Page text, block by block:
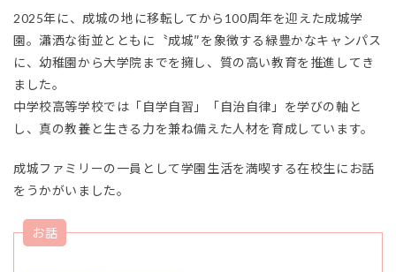
2025年に、成城の地に移転してから100周年を迎えた成城学
園。瀟洒な街並とともに〝成城″を象徴する緑豊かなキャンパス
に、幼稚園から大学院までを擁し、質の高い教育を推進してき
ました。
中学校高等学校では「自学自習」「自治自律」を学びの軸と
し、真の教養と生きる力を兼ね備えた人材を育成しています。
成城ファミリーの一員として学園生活を満喫する在校生にお話
をうかがいました。
お話